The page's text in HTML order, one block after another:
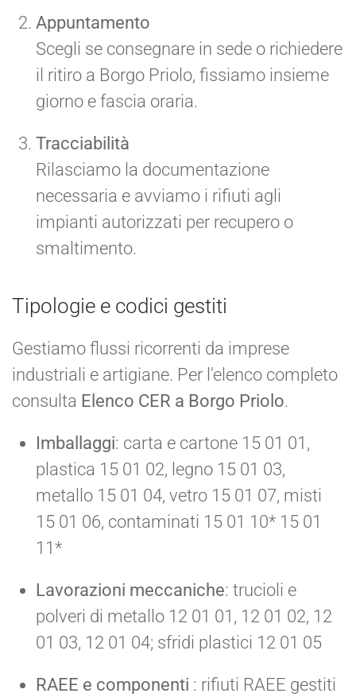
Appuntamento
Scegli se consegnare in sede o richiedere
il ritiro a Borgo Priolo, fissiamo insieme
giorno e fascia oraria.
Tracciabilità
Rilasciamo la documentazione
necessaria e avviamo i rifiuti agli
impianti autorizzati per recupero o
smaltimento.
Tipologie e codici gestiti
Gestiamo flussi ricorrenti da imprese
industriali e artigiane. Per l'elenco completo
consulta Elenco CER a Borgo Priolo.
Imballaggi: carta e cartone 15 01 01,
plastica 15 01 02, legno 15 01 03,
metallo 15 01 04, vetro 15 01 07, misti
15 01 06, contaminati 15 01 10* 15 01
11*
Lavorazioni meccaniche: trucioli e
polveri di metallo 12 01 01, 12 01 02, 12
01 03, 12 01 04; sfridi plastici 12 01 05
RAEE e componenti : rifiuti RAEE gestiti